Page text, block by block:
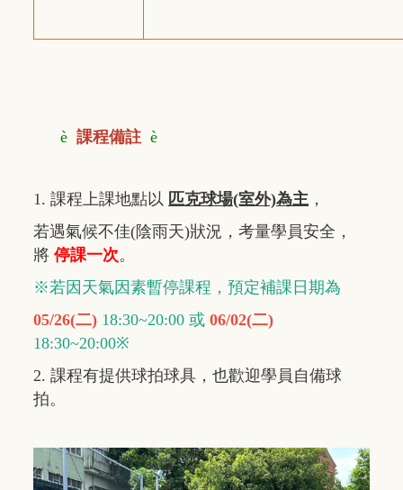
è 課程備註 è
1. 課程上課地點以 匹克球場(室外)為主 ，
若遇氣候不佳(陰雨天)狀況， 考量學員安全，
將 停課一次。
※若因天氣因素暫停課程，預定補課日期為
05/26(二) 18:30~20:00 或 06/02(二)
18:30~20:00※
2. 課程有提供球拍球具，也歡迎學員自備球
拍。